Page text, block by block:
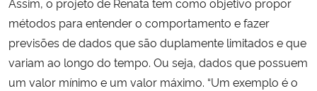
métodos para entender o comportamento e fazer
previsões de dados que são duplamente limitados e que
variam ao longo do tempo. Ou seja, dados que possuem
um valor mínimo e um valor máximo. “Um exemplo é o